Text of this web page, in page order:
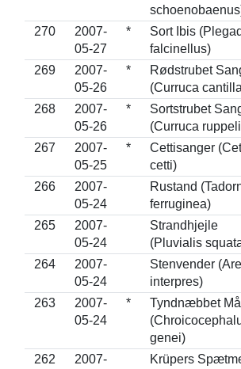
270
2007-
05-27
*
Sort Ibis
falcinellus)
269
2007-
05-26
*
Rødstrubet
(Curruca
268
2007-
05-26
*
Sortstrubet
(Curruca
267
2007-
05-25
*
Cettisanger
cetti)
266
2007-
05-24
Rustand
ferruginea)
265
2007-
05-24
Strandhjejle
(Pluvialis
264
2007-
05-24
Stenvender
interpres)
263
2007-
05-24
*
Tyndnæbbet
genei)
262
2007-
Krüpers